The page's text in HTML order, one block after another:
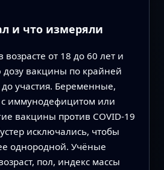
и что измеряли
от 18 до 60 лет и
дозу вакцины по крайней
участия. Беременные,
иммунодефицитом или
вакцины против COVID-19
исключались, чтобы
однородной. Учёные
пол, индекс массы